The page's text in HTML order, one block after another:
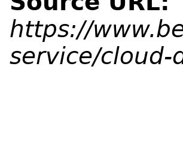
https://
service/cloud-